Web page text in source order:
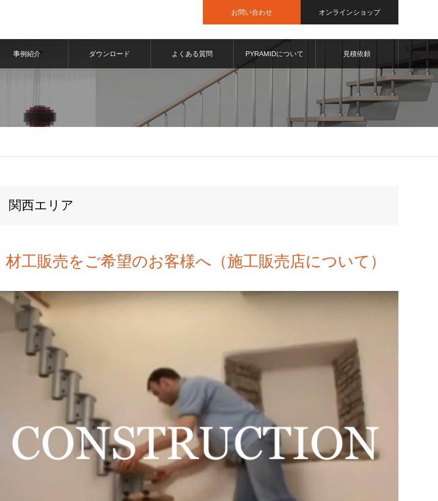
お問い合わせ オンラインショップ
事例紹介 ダウンロード よくある質問 PYRAMIDについて 見積依頼
関西エリア
材工販売をご希望のお客様へ（施工販売店について）